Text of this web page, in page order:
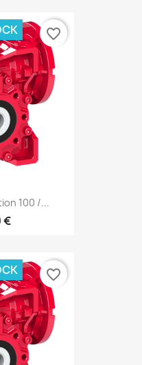
100 /...
€
favorite_border
favorite_border